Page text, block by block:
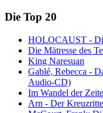
Die Top 20
HOLOCAUST -
Die Mätresse des
King Naresuan
Gablé, Rebecca -
Audio-CD)
Im Wandel der
Arn - Der